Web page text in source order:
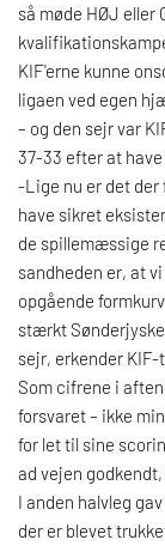
så møde HØJ eller
KIF'erne kunne
ligaen ved egen
– og den sejr var
37-33 efter at
-Lige nu er det der
have sikret
de spillemæssige
sandheden er, at
opgående
stærkt
sejr, erkender
Som cifrene i
forsvaret – ikke
for let til sine
ad vejen
I anden halvleg
der er blevet